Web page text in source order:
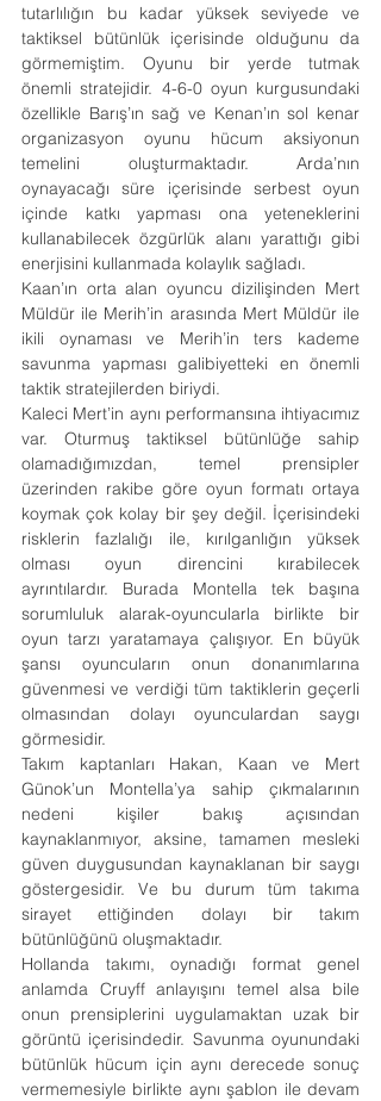
tutarlılığın bu kadar yüksek seviyede ve
taktiksel bütünlük içerisinde olduğunu da
görmemiştim. Oyunu bir yerde tutmak
önemli stratejidir. 4-6-0 oyun kurgusundaki
özellikle Barış’ın sağ ve Kenan’ın sol kenar
organizasyon oyunu hücum aksiyonun
temelini oluşturmaktadır. Arda’nın
oynayacağı süre içerisinde serbest oyun
içinde katkı yapması ona yeteneklerini
kullanabilecek özgürlük alanı yarattığı gibi
enerjisini kullanmada kolaylık sağladı.
Kaan’ın orta alan oyuncu dizilişinden Mert
Müldür ile Merih’in arasında Mert Müldür ile
ikili oynaması ve Merih’in ters kademe
savunma yapması galibiyetteki en önemli
taktik stratejilerden biriydi.
Kaleci Mert’in aynı performansına ihtiyacımız
var. Oturmuş taktiksel bütünlüğe sahip
olamadığımızdan, temel prensipler
üzerinden rakibe göre oyun formatı ortaya
koymak çok kolay bir şey değil. İçerisindeki
risklerin fazlalığı ile, kırılganlığın yüksek
olması oyun direncini kırabilecek
ayrıntılardır. Burada Montella tek başına
sorumluluk alarak-oyuncularla birlikte bir
oyun tarzı yaratamaya çalışıyor. En büyük
şansı oyuncuların onun donanımlarına
güvenmesi ve verdiği tüm taktiklerin geçerli
olmasından dolayı oyunculardan saygı
görmesidir.
Takım kaptanları Hakan, Kaan ve Mert
Günok’un Montella’ya sahip çıkmalarının
nedeni kişiler bakış açısından
kaynaklanmıyor, aksine, tamamen mesleki
güven duygusundan kaynaklanan bir saygı
göstergesidir. Ve bu durum tüm takıma
sirayet ettiğinden dolayı bir takım
bütünlüğünü oluşmaktadır.
Hollanda takımı, oynadığı format genel
anlamda Cruyff anlayışını temel alsa bile
onun prensiplerini uygulamaktan uzak bir
görüntü içerisindedir. Savunma oyunundaki
bütünlük hücum için aynı derecede sonuç
vermemesiyle birlikte aynı şablon ile devam